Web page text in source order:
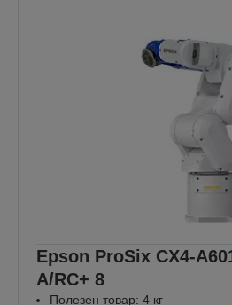
Epson ProSix CX4-
A/RC+ 8
Полезен товар: 4 кг